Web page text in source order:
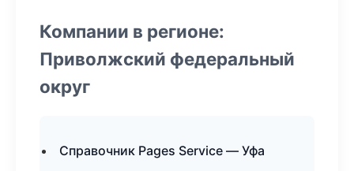
Компании в регионе:
Приволжский федеральный
округ
Справочник Pages Service — Уфа